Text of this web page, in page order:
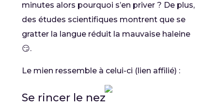
minutes alors pourquoi s’en priver ? De plus,
des études scientifiques montrent que se
gratter la langue réduit la mauvaise haleine
😏.
Le mien ressemble à celui-ci (lien affilié) :
Se rincer le nez